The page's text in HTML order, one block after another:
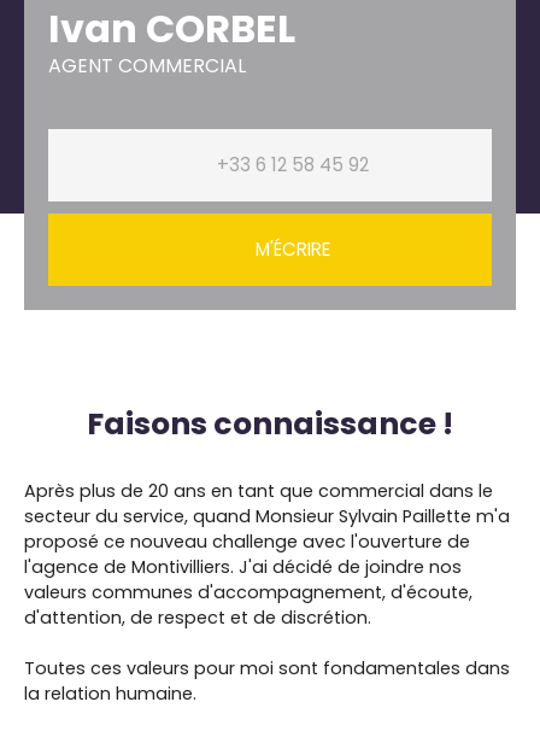
Ivan CORBEL
AGENT COMMERCIAL
+33 6 12 58 45 92
M'ÉCRIRE
Faisons connaissance !
Après plus de 20 ans en tant que commercial dans le
secteur du service, quand Monsieur Sylvain Paillette m'a
proposé ce nouveau challenge avec l'ouverture de
l'agence de Montivilliers. J'ai décidé de joindre nos
valeurs communes d'accompagnement, d'écoute,
d'attention, de respect et de discrétion.
Toutes ces valeurs pour moi sont fondamentales dans
la relation humaine.